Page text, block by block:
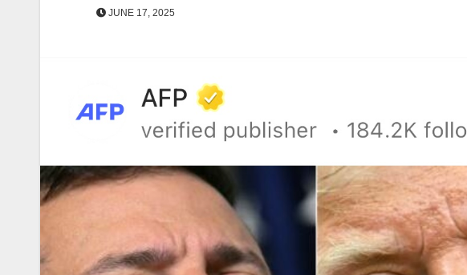
JUNE 17, 2025